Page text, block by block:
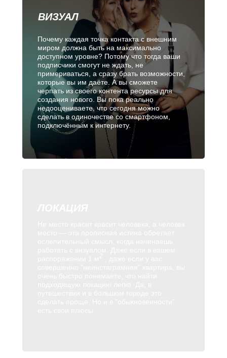
ВИЗУАЛ
Почему каждая точка контакта с внешним
миром должна быть на максимально
доступном уровне? Потому что тогда ваши
подписчики смогут не ждать, не
примериваться, а сразу брать возможности,
которые вы им даёте. А вы сможете
черпать из своего контента ресурсы для
создания нового. Вы пока реально
недооцениваете, что сегодня можно
сделать в одиночестве со смартфоном,
подключённым к интернету.